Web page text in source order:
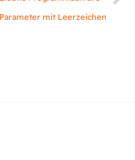
Parameter mit Leerzeichen